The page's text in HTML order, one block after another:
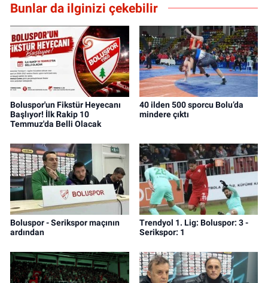
Bunlar da ilginizi çekebilir
Boluspor'un Fikstür Heyecanı
Başlıyor! İlk Rakip 10
Temmuz'da Belli Olacak
40 ilden 500 sporcu Bolu’da
mindere çıktı
Boluspor - Serikspor maçının
ardından
Trendyol 1. Lig: Boluspor: 3 -
Serikspor: 1